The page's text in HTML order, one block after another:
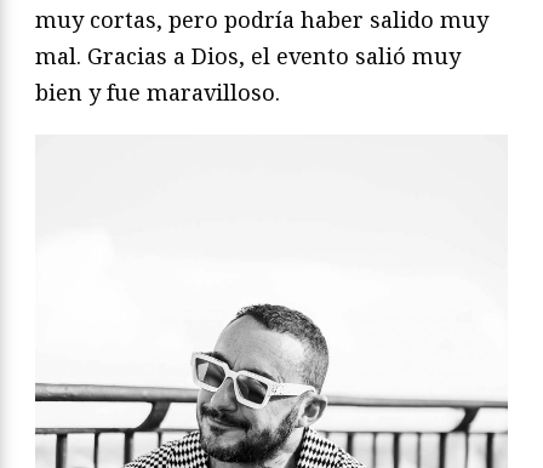
muy cortas, pero podría haber salido muy
mal. Gracias a Dios, el evento salió muy
bien y fue maravilloso.